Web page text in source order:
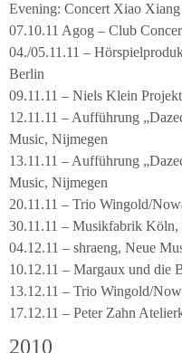
Evening: Concert Xiao
07.10.11 Agog – Club
04./05.11.11 –
Berlin
09.11.11 – Niels Klein
12.11.11 – Aufführung
Music, Nijmegen
13.11.11 – Aufführung
Music, Nijmegen
20.11.11 – Trio Wingold/
30.11.11 – Musikfabrik Köln,
04.12.11 – shraeng, Neue
10.12.11 – Margaux und die
13.12.11 – Trio Wingold/
17.12.11 – Peter Zahn
2010